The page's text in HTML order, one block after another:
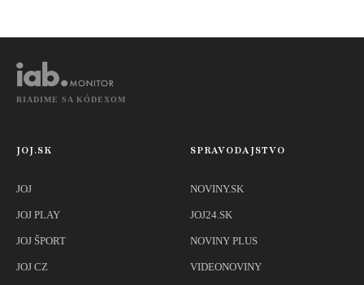
RIADIME SA KÓDEXOM
JOJ.SK
JOJ
JOJ PLAY
JOJ ŠPORT
JOJ CZ
SPRAVODAJSTVO
NOVINY.SK
JOJ24.SK
NOVINY PLUS
VIDEONOVINY